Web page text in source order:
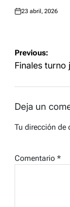
Posted
23 abril, 2026
Navegación
de
Previous:
Finales turno
Deja un
Tu dirección de
Comentario *